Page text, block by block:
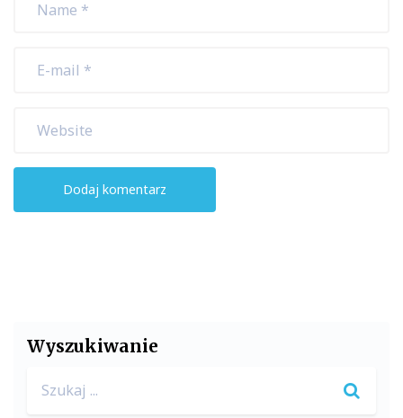
Wyszukiwanie
for: